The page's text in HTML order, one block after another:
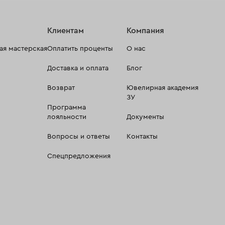
мастерская
Клиентам
Оплатить проценты
Доставка и оплата
Возврат
Программа
лояльности
Вопросы и ответы
Спецпредложения
Компания
О нас
Блог
Ювелирная академия
ЗУ
Документы
Контакты